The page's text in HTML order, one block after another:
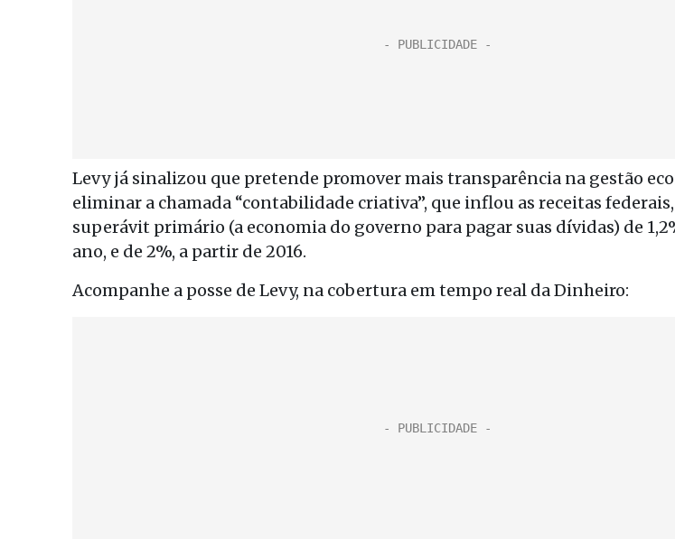
Levy já sinalizou que pretende promover mais transparência na gestão
eliminar a chamada “contabilidade criativa”, que inflou as receitas
superávit primário (a economia do governo para pagar suas dívidas) de
ano, e de 2%, a partir de 2016.
Acompanhe a posse de Levy, na cobertura em tempo real da Dinheiro: